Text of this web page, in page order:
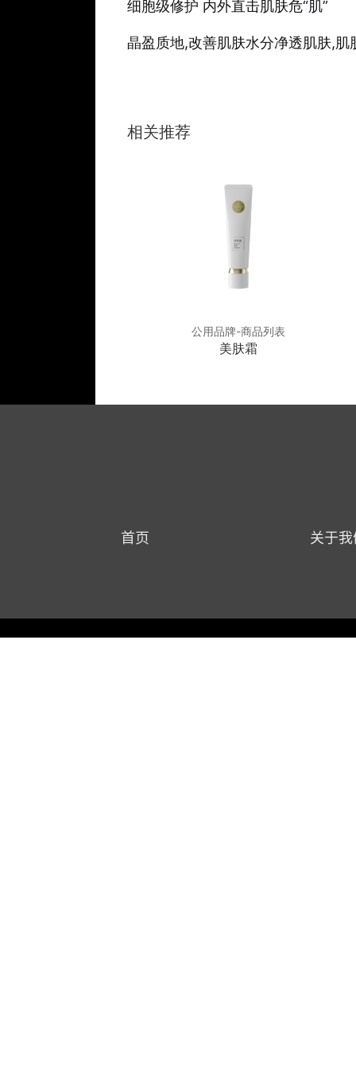
细胞级修护 内外直击肌肤危“肌”
晶盈质地,改善肌肤水分净透肌肤,肌
相关推荐
公用品牌-商品列表
美肤霜
首页 关于